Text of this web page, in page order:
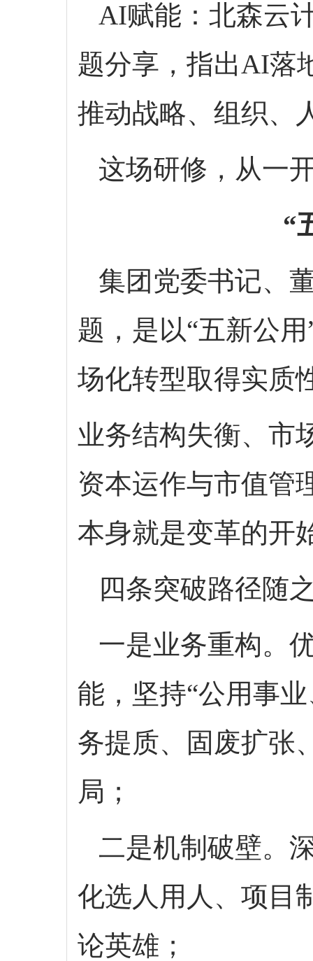
AI赋能：北森云
题分享，指出AI落
推动战略、组织、
这场研修，从一
“
集团党委书记、
题，是以“五新公
场化转型取得实质
业务结构失衡、市
资本运作与市值
本身就是变革的开
四条突破路径随
一是业务重构。
能，坚持“公用事
务提质、固废扩张
局；
二是机制破壁。
化选人用人、项目
论英雄；